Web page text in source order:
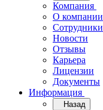
Компания
О компании
Сотрудники
Новости
Отзывы
Карьера
Лицензии
Документы
Информация
Назад